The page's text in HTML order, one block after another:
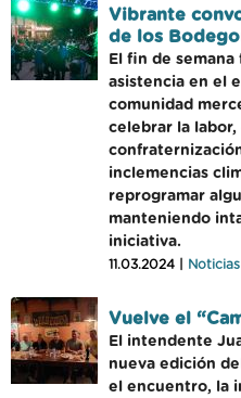
Vibrante
de los
El fin de
asistencia en el
comunidad
celebrar la
inclemencias
reprogramar
manteniendo
iniciativa.
11.03.2024 | Noticias
Vuelve el
El intendente
nueva edición
el encuentro, la